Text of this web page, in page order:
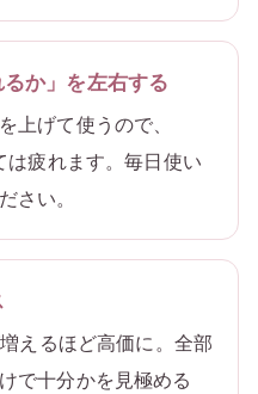
か」を左右する
上げて使うので、
疲れます。毎日使い
さい。
えるほど高価に。全部
で十分かを見極める